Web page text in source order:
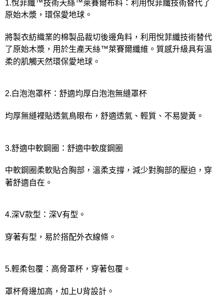
1.悅菲纖™技術天絲™萊賽爾布料：利用悅菲纖技術替代了
原始木漿，環保愛地球。
將製衣紡織業的棉製品裁切後邊角料，利用悅菲纖技術替代
了原始木漿，用於生產天絲™萊賽爾纖維。質感升級具有溫
柔的肌觸天然環保愛地球。
2.白泡泡罩杯：舒適均厚白泡泡無縫罩杯
均厚無縫裡貼透氣鳥眼布，舒適透氣、輕質、不易變黃。
3.舒適中軟鋼圈：舒適中軟度鋼圈
中軟鋼圈柔軟貼合胸部，溫柔支撐，減少對胸部的壓迫，穿
著舒適自在。
4.深V款型：深V有型。
穿著有型，易於搭配外衣線條。
5.輕柔包覆：高脅罩杯，穿著包覆。
罩杯脅邊加高，加上U背設計。